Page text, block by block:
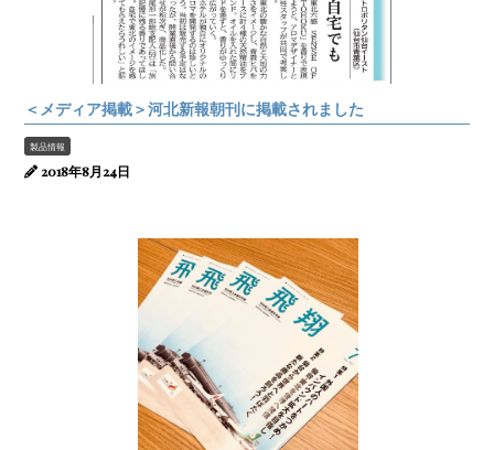
＜メディア掲載＞河北新報朝刊に掲載されました
製品情報
2018年8月24日